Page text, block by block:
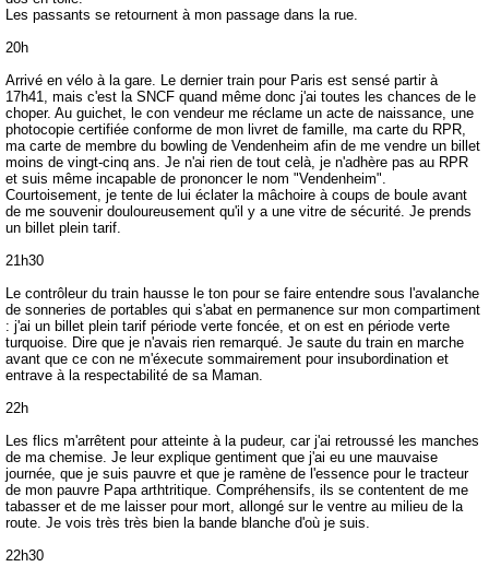
Les passants se retournent à mon passage dans la rue.
20h
Arrivé en vélo à la gare. Le dernier train pour Paris est sensé partir à
17h41, mais c'est la SNCF quand même donc j'ai toutes les chances de le
choper. Au guichet, le con vendeur me réclame un acte de naissance, une
photocopie certifiée conforme de mon livret de famille, ma carte du RPR,
ma carte de membre du bowling de Vendenheim afin de me vendre un billet
moins de vingt-cinq ans. Je n'ai rien de tout celà, je n'adhère pas au RPR
et suis même incapable de prononcer le nom "Vendenheim".
Courtoisement, je tente de lui éclater la mâchoire à coups de boule avant
de me souvenir douloureusement qu'il y a une vitre de sécurité. Je prends
un billet plein tarif.
21h30
Le contrôleur du train hausse le ton pour se faire entendre sous l'avalanche
de sonneries de portables qui s'abat en permanence sur mon compartiment
: j'ai un billet plein tarif période verte foncée, et on est en période verte
turquoise. Dire que je n'avais rien remarqué. Je saute du train en marche
avant que ce con ne m'éxecute sommairement pour insubordination et
entrave à la respectabilité de sa Maman.
22h
Les flics m'arrêtent pour atteinte à la pudeur, car j'ai retroussé les manches
de ma chemise. Je leur explique gentiment que j'ai eu une mauvaise
journée, que je suis pauvre et que je ramène de l'essence pour le tracteur
de mon pauvre Papa arthtritique. Compréhensifs, ils se contentent de me
tabasser et de me laisser pour mort, allongé sur le ventre au milieu de la
route. Je vois très très bien la bande blanche d'où je suis.
22h30